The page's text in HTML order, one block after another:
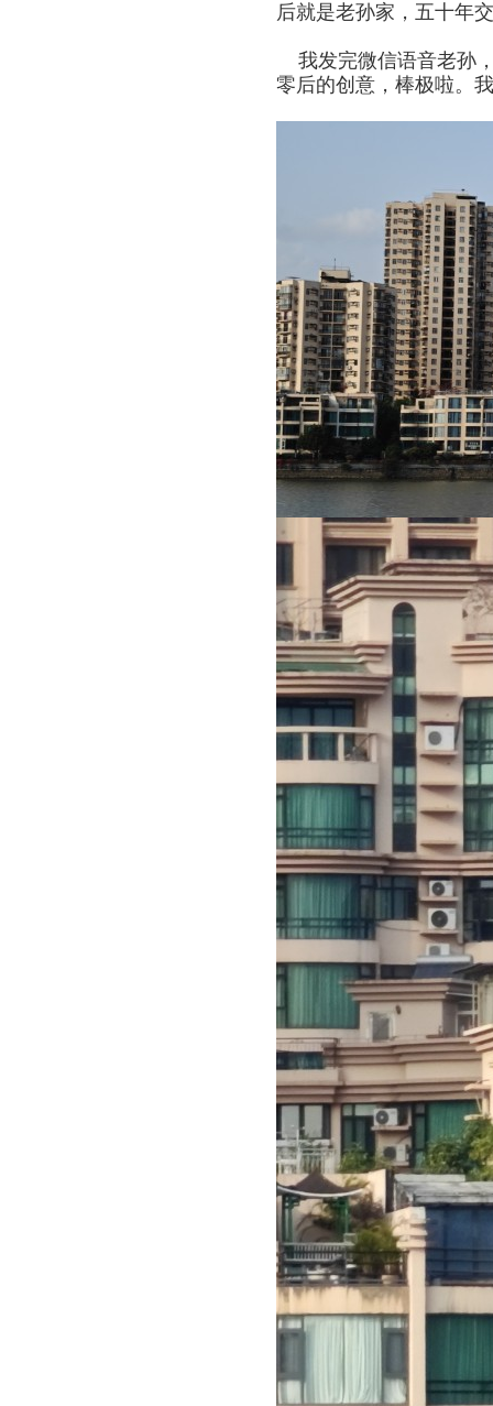
后就是老孙家，五十年
我发完微信语音老孙
零后的创意，棒极啦。